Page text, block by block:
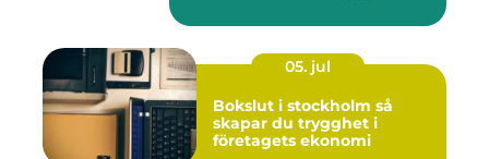
05. jul
Bokslut i stockholm så
skapar du trygghet i
företagets ekonomi